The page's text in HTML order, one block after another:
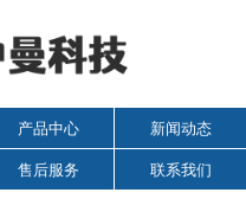
产品中心 新闻动态
售后服务 联系我们